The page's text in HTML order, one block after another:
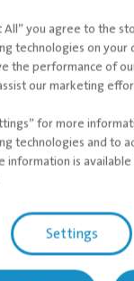
All” you agree to the
technologies on your
the performance of
our marketing
for more
technologies and to
is available
Settings